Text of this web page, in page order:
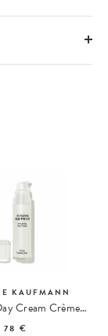
KAUFMANN
Nourishing Day Cream Crème de Jour Nourrissante
78 €